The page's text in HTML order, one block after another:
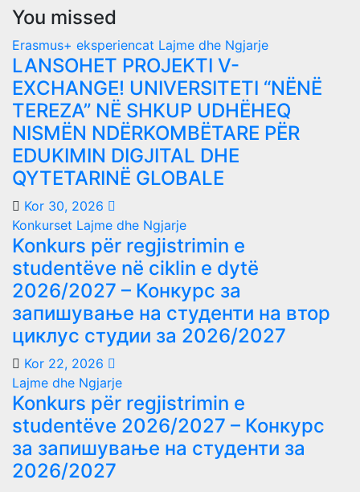
You missed
Erasmus+ eksperiencat Lajme dhe Ngjarje
LANSOHET PROJEKTI V-
EXCHANGE! UNIVERSITETI “NËNË
TEREZA” NË SHKUP UDHËHEQ
NISMËN NDËRKOMBËTARE PËR
EDUKIMIN DIGJITAL DHE
QYTETARINË GLOBALE
Kor 30, 2026
Konkurset Lajme dhe Ngjarje
Konkurs për regjistrimin e
studentëve në ciklin e dytë
2026/2027 – Конкурс за
запишување на студенти на втор
циклус студии за 2026/2027
Kor 22, 2026
Lajme dhe Ngjarje
Konkurs për regjistrimin e
studentëve 2026/2027 – Конкурс
за запишување на студенти за
2026/2027